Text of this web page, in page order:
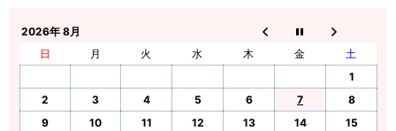
2026年 8月
日
月 火 水 木 金
土
1
2
3 4 5 6 7
8
9
10 11 12 13 14
15